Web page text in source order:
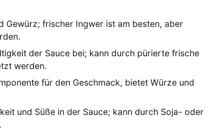
Gewürz; frischer Ingwer ist am besten, aber
der Sauce bei; kann durch pürierte frische
werden.
für den Geschmack, bietet Würze und
und Süße in der Sauce; kann durch Soja- oder